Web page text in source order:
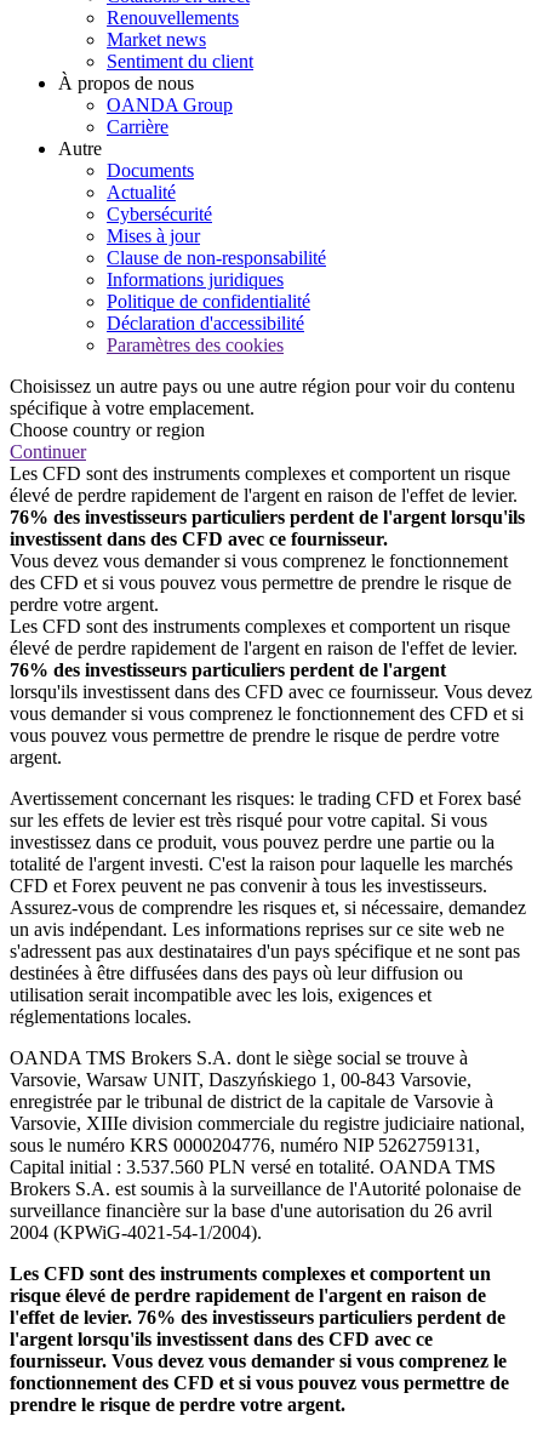
Renouvellements
Market news
Sentiment du client
À propos de nous
OANDA Group
Carrière
Autre
Documents
Actualité
Cybersécurité
Mises à jour
Clause de non-responsabilité
Informations juridiques
Politique de confidentialité
Déclaration d'accessibilité
Paramètres des cookies
Choisissez un autre pays ou une autre région pour voir du contenu
spécifique à votre emplacement.
Choose country or region
Continuer
Les CFD sont des instruments complexes et comportent un risque
élevé de perdre rapidement de l'argent en raison de l'effet de levier.
76% des investisseurs particuliers perdent de l'argent lorsqu'ils
investissent dans des CFD avec ce fournisseur.
Vous devez vous demander si vous comprenez le fonctionnement
des CFD et si vous pouvez vous permettre de prendre le risque de
perdre votre argent.
Les CFD sont des instruments complexes et comportent un risque
élevé de perdre rapidement de l'argent en raison de l'effet de levier.
76% des investisseurs particuliers perdent de l'argent
lorsqu'ils investissent dans des CFD avec ce fournisseur. Vous devez
vous demander si vous comprenez le fonctionnement des CFD et si
vous pouvez vous permettre de prendre le risque de perdre votre
argent.
Avertissement concernant les risques: le trading CFD et Forex basé
sur les effets de levier est très risqué pour votre capital. Si vous
investissez dans ce produit, vous pouvez perdre une partie ou la
totalité de l'argent investi. C'est la raison pour laquelle les marchés
CFD et Forex peuvent ne pas convenir à tous les investisseurs.
Assurez-vous de comprendre les risques et, si nécessaire, demandez
un avis indépendant. Les informations reprises sur ce site web ne
s'adressent pas aux destinataires d'un pays spécifique et ne sont pas
destinées à être diffusées dans des pays où leur diffusion ou
utilisation serait incompatible avec les lois, exigences et
réglementations locales.
OANDA TMS Brokers S.A. dont le siège social se trouve à
Varsovie, Warsaw UNIT, Daszyńskiego 1, 00-843 Varsovie,
enregistrée par le tribunal de district de la capitale de Varsovie à
Varsovie, XIIIe division commerciale du registre judiciaire national,
sous le numéro KRS 0000204776, numéro NIP 5262759131,
Capital initial : 3.537.560 PLN versé en totalité. OANDA TMS
Brokers S.A. est soumis à la surveillance de l'Autorité polonaise de
surveillance financière sur la base d'une autorisation du 26 avril
2004 (KPWiG-4021-54-1/2004).
Les CFD sont des instruments complexes et comportent un
risque élevé de perdre rapidement de l'argent en raison de
l'effet de levier. 76% des investisseurs particuliers perdent de
l'argent lorsqu'ils investissent dans des CFD avec ce
fournisseur. Vous devez vous demander si vous comprenez le
fonctionnement des CFD et si vous pouvez vous permettre de
prendre le risque de perdre votre argent.